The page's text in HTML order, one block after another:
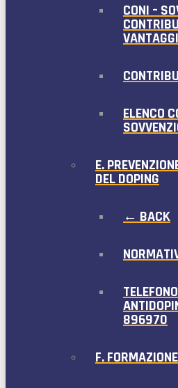
CONI –
ELENCO
E.
DEL DOPING
← BACK
896970
F.